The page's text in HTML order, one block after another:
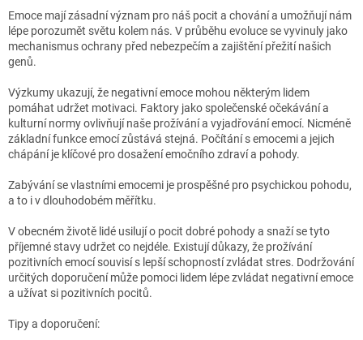
Emoce mají zásadní význam pro náš pocit a chování a umožňují nám
lépe porozumět světu kolem nás. V průběhu evoluce se vyvinuly jako
mechanismus ochrany před nebezpečím a zajištění přežití našich
genů.
Výzkumy ukazují, že negativní emoce mohou některým lidem
pomáhat udržet motivaci. Faktory jako společenské očekávání a
kulturní normy ovlivňují naše prožívání a vyjadřování emocí. Nicméně
základní funkce emocí zůstává stejná. Počítání s emocemi a jejich
chápání je klíčové pro dosažení emočního zdraví a pohody.
Zabývání se vlastními emocemi je prospěšné pro psychickou pohodu,
a to i v dlouhodobém měřítku.
V obecném životě lidé usilují o pocit dobré pohody a snaží se tyto
příjemné stavy udržet co nejdéle. Existují důkazy, že prožívání
pozitivních emocí souvisí s lepší schopností zvládat stres. Dodržování
určitých doporučení může pomoci lidem lépe zvládat negativní emoce
a užívat si pozitivních pocitů.
Tipy a doporučení: